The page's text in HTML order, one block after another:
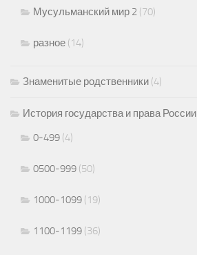
Мусульманский мир 2 (70)
разное (14)
Знаменитые родственники (4)
История государства и права России
0-499 (4)
0500-999 (50)
1000-1099 (19)
1100-1199 (36)